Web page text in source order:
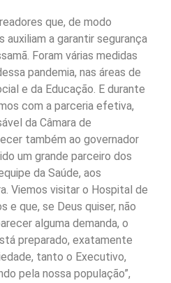
que, de modo
auxiliam a garantir segurança
Foram várias medidas
pandemia, nas áreas de
e da Educação. E durante
com a parceria efetiva,
da Câmara de
também ao governador
um grande parceiro dos
da Saúde, aos
Viemos visitar o Hospital de
e que, se Deus quiser, não
alguma demanda, o
preparado, exatamente
tanto o Executivo,
pela nossa população”,